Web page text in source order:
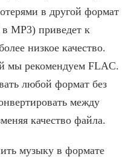
в другой формат
MP3) приведет к
низкое качество.
мы рекомендуем FLAC.
любой формат без
между
качество файла.
музыку в формате